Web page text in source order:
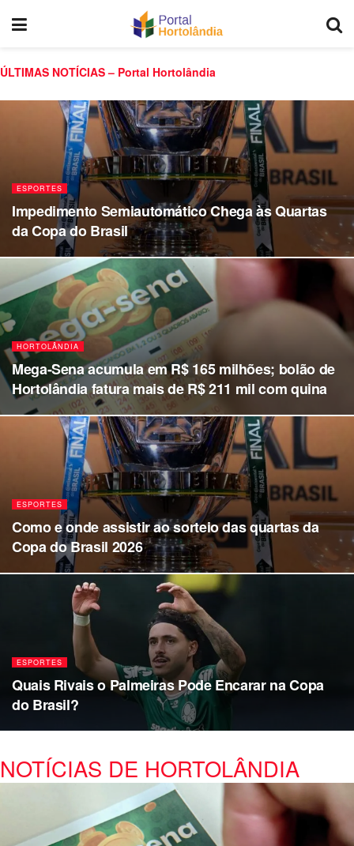
ÚLTIMAS NOTÍCIAS – Portal Hortolândia
ESPORTES
Impedimento Semiautomático Chega às Quartas
da Copa do Brasil
HORTOLÂNDIA
Mega-Sena acumula em R$ 165 milhões; bolão de
Hortolândia fatura mais de R$ 211 mil com quina
ESPORTES
Como e onde assistir ao sorteio das quartas da
Copa do Brasil 2026
ESPORTES
Quais Rivais o Palmeiras Pode Encarar na Copa
do Brasil?
NOTÍCIAS DE HORTOLÂNDIA